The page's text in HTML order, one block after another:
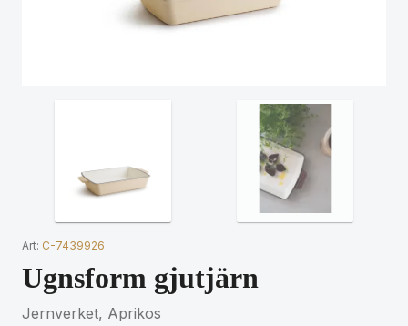
Art: C-7439926
Ugnsform gjutjärn
Jernverket, Aprikos